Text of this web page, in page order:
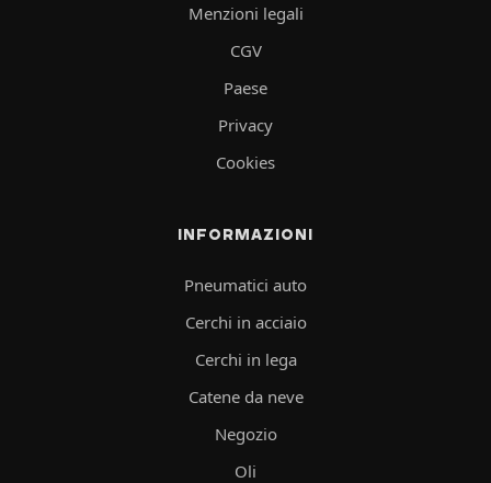
Menzioni legali
CGV
Paese
Privacy
Cookies
INFORMAZIONI
Pneumatici auto
Cerchi in acciaio
Cerchi in lega
Catene da neve
Negozio
Oli